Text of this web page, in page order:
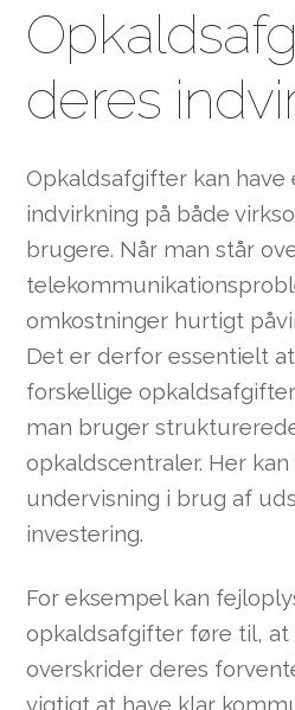
deres
Opkaldsafgifter kan have
indvirkning på både
brugere. Når man står
omkostninger hurtigt
Det er derfor essentielt
forskellige
man bruger
opkaldscentraler. Her
undervisning i brug af
investering.
For eksempel kan
opkaldsafgifter føre til, at
overskrider deres
vigtigt at have klar